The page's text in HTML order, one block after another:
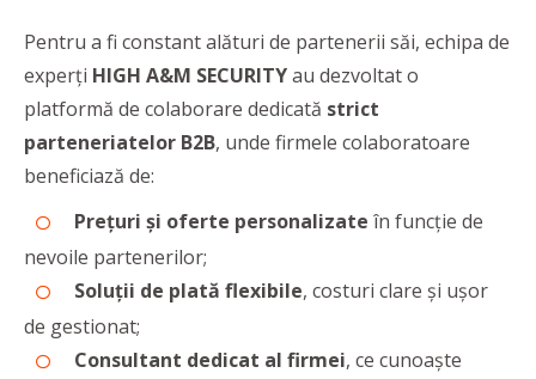
Pentru a fi constant alături de partenerii săi, echipa de
experţi HIGH A&M SECURITYau dezvoltat o
platformă de colaborare dedicată strict
parteneriatelor B2B, unde firmele colaboratoare
beneficiază de:
Preţuri şi oferte personalizate în funcţie de
nevoile partenerilor;
Soluţii de plată flexibile, costuri clare şi uşor
de gestionat;
Consultant dedicat al firmei, ce cunoaşte